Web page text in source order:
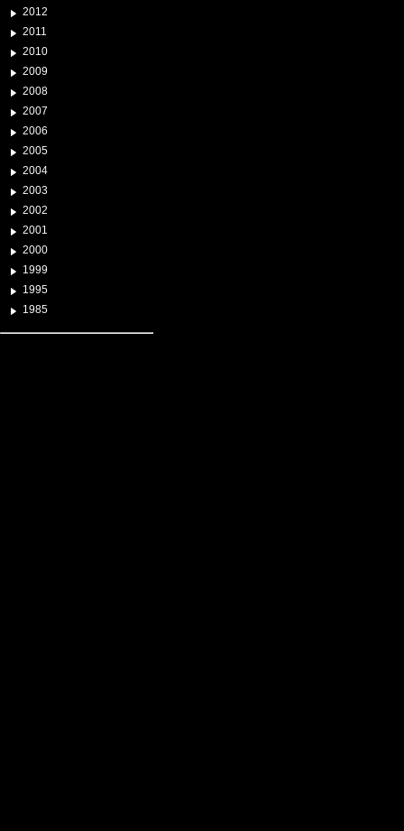
2012
2011
2010
2009
2008
2007
2006
2005
2004
2003
2002
2001
2000
1999
1995
1985